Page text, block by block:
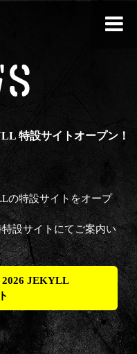
特設サイトオープン！
の特設サイトをオープ
設サイトにてご案内い
2026 JEKYLL